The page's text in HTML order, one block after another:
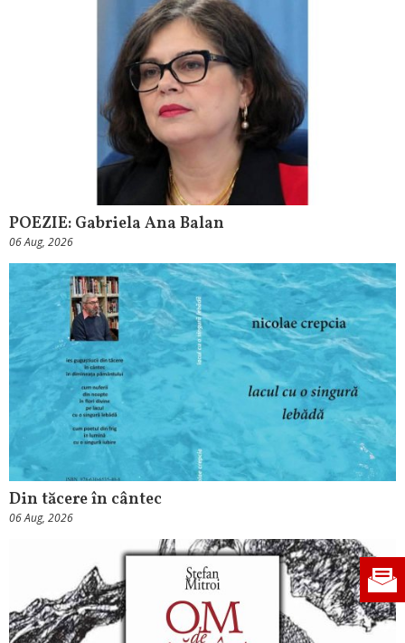
POEZIE: Gabriela Ana Balan
06 Aug, 2026
Din tăcere în cântec
06 Aug, 2026